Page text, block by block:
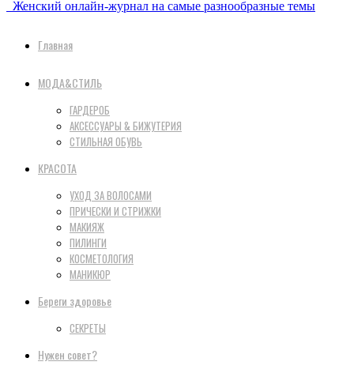
Женский онлайн-журнал на самые разнообразные темы
Главная
МОДА&СТИЛЬ
ГАРДЕРОБ
АКСЕССУАРЫ & БИЖУТЕРИЯ
СТИЛЬНАЯ ОБУВЬ
КРАСОТА
УХОД ЗА ВОЛОСАМИ
ПРИЧЕСКИ И СТРИЖКИ
МАКИЯЖ
ПИЛИНГИ
КОСМЕТОЛОГИЯ
МАНИКЮР
Береги здоровье
СЕКРЕТЫ
Нужен совет?